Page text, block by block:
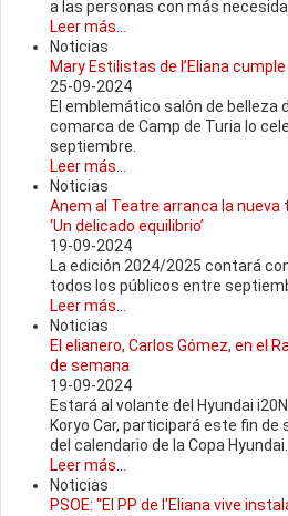
a las personas con más
Leer más...
Noticias
Mary Estilistas de l’Eliana
25-09-2024
El emblemático salón de belleza
comarca de Camp de Turia lo
septiembre.
Leer más...
Noticias
Anem al Teatre arranca la
‘Un delicado equilibrio’
19-09-2024
La edición 2024/2025 contará
todos los públicos entre
Leer más...
Noticias
El elianero, Carlos Gómez, en el
de semana
19-09-2024
Estará al volante del Hyundai
Koryo Car, participará este fin de
del calendario de la Copa Hyundai.
Leer más...
Noticias
PSOE: "El PP de l'Eliana vive